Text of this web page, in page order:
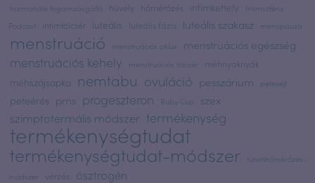
hormonális fogamzásgátló hüvely hőmérőzés intimkehely
Intimszféra
Podcast
intimtölcsér luteális luteális fázis luteális szakasz menopauza
menstruáció menstruációs ciklus menstruációs egészség
menstruációs kehely menstruációs tölcsér méhnyaknyák
méhszájsapka nemtabu ovuláció pesszárium petesejt
peteérés pms progeszteron Ruby Cup szex
szimptotermális módszer termékenység
termékenységtudat
termékenységtudat-módszer
tünetihőmérőzés-
módszer
vérzés ösztrogén